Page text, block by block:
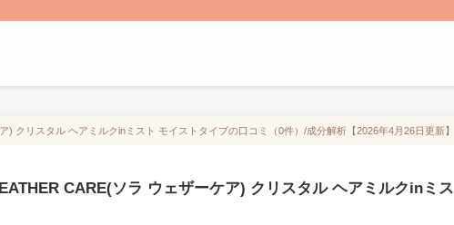
) クリスタル ヘアミルクinミスト モイストタイプの口コミ（0件）/成分解析【2026年4月26日更新】
CARE(ソラ ウェザーケア) クリスタル ヘアミルクinミス